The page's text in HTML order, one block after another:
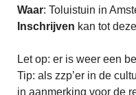
Waar: Toluistuin in
Inschrijven kan tot
Let op: er is weer een
Tip: als zzp’er in de
in aanmerking voor de